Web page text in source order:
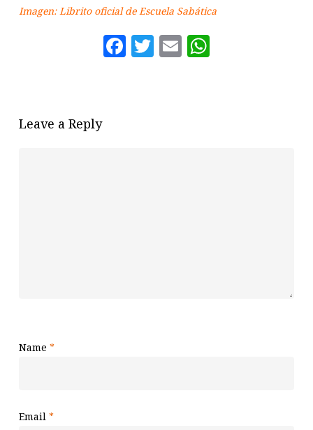
Imagen: Librito oficial de Escuela Sabática
Facebook
Twitter
Email
Leave a Reply
Name *
Email *